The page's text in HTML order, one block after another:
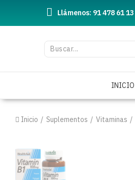
Llámenos: 91 478 61 13
INICIO
Inicio Suplementos Vitaminas